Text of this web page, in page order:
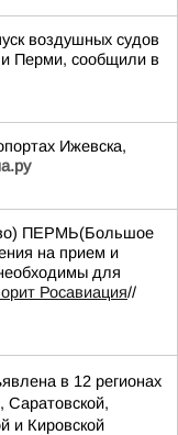
воздушных судов
Перми, сообщили в
Ижевска,
ПЕРМЬ(Большое
на прием и
для
Росавиация//
в 12 регионах
Саратовской,
и Кировской